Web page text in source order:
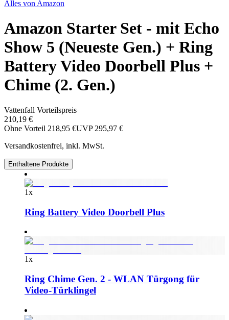
Alles von Amazon
Amazon Starter Set - mit Echo
Show 5 (Neueste Gen.) + Ring
Battery Video Doorbell Plus +
Chime (2. Gen.)
Vattenfall Vorteilspreis
210,19 €
Ohne Vorteil 218,95 €UVP 295,97 €
Versandkostenfrei, inkl. MwSt.
Enthaltene Produkte
1x
Ring Battery Video Doorbell Plus
1x
Ring Chime Gen. 2 - WLAN Türgong für
Video-Türklingel